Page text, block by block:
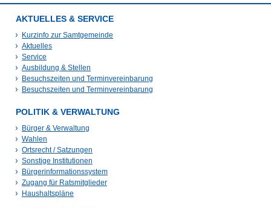
AKTUELLES & SERVICE
Kurzinfo zur Samtgemeinde
Aktuelles
Service
Ausbildung & Stellen
Besuchszeiten und Terminvereinbarung
Besuchszeiten und Terminvereinbarung
POLITIK & VERWALTUNG
Bürger & Verwaltung
Wahlen
Ortsrecht / Satzungen
Sonstige Institutionen
Bürgerinformationssystem
Zugang für Ratsmitglieder
Haushaltspläne